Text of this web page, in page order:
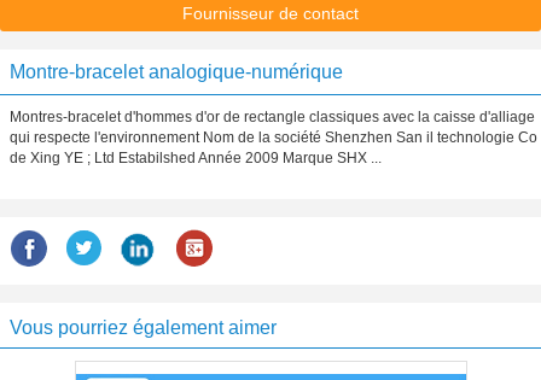
Fournisseur de contact
Montre-bracelet analogique-numérique
Montres-bracelet d'hommes d'or de rectangle classiques avec la caisse d'alliage
qui respecte l'environnement Nom de la société Shenzhen San il technologie Co
de Xing YE ; Ltd Estabilshed Année 2009 Marque SHX ...
Vous pourriez également aimer